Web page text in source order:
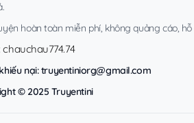
hoàn toàn miễn phí, không quảng cáo,
chauchau774.74
nại:truyentiniorg@gmail.com
© 2025 Truyentini